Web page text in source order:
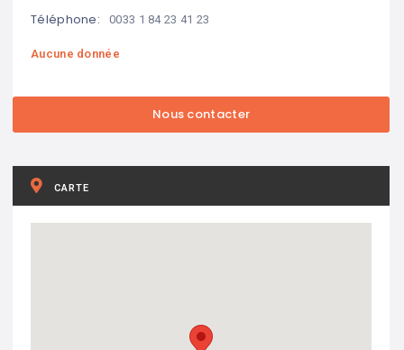
Téléphone: 0033 1 84 23 41 23
Aucune donnée
CARTE